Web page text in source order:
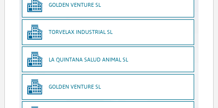
GOLDEN VENTURE SL
TORVELAX INDUSTRIAL SL
LA QUINTANA SALUD ANIMAL SL
GOLDEN VENTURE SL